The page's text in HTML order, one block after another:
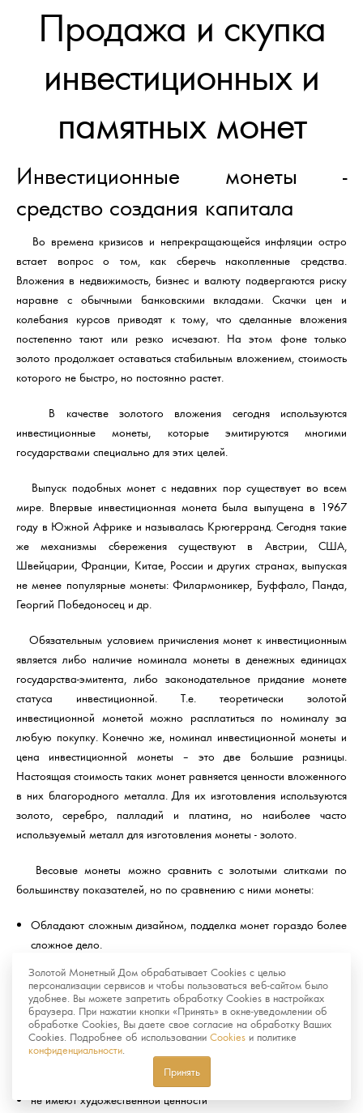
Продажа и скупка
инвестиционных и
памятных монет
Инвестиционные монеты -
средство создания капитала
Во времена кризисов и непрекращающейся инфляции остро
встает вопрос о том, как сберечь накопленные средства.
Вложения в недвижимость, бизнес и валюту подвергаются риску
наравне с обычными банковскими вкладами. Скачки цен и
колебания курсов приводят к тому, что сделанные вложения
постепенно тают или резко исчезают. На этом фоне только
золото продолжает оставаться стабильным вложением, стоимость
которого не быстро, но постоянно растет.
В качестве золотого вложения сегодня используются
инвестиционные монеты, которые эмитируются многими
государствами специально для этих целей.
Выпуск подобных монет с недавних пор существует во всем
мире. Впервые инвестиционная монета была выпущена в 1967
году в Южной Африке и называлась Крюгерранд. Сегодня такие
же механизмы сбережения существуют в Австрии, США,
Швейцарии, Франции, Китае, России и других странах, выпуская
не менее популярные монеты: Филармоникер, Буффало, Панда,
Георгий Победоносец и др.
Обязательным условием причисления монет к инвестиционным
является либо наличие номинала монеты в денежных единицах
государства-эмитента, либо законодательное придание монете
статуса инвестиционной. Т.е. теоретически золотой
инвестиционной монетой можно расплатиться по номиналу за
любую покупку. Конечно же, номинал инвестиционной монеты и
цена инвестиционной монеты – это две большие разницы.
Настоящая стоимость таких монет равняется ценности вложенного
в них благородного металла. Для их изготовления используются
золото, серебро, палладий и платина, но наиболее часто
используемый металл для изготовления монеты - золото.
Весовые монеты можно сравнить с золотыми слитками по
большинству показателей, но по сравнению с ними монеты:
Обладают сложным дизайном, подделка монет гораздо более
сложное дело.
Имеют малый вес и размер, что делает их более удобными в
хранении и реализации.
Памятные и инвестиционные монеты отличаются тем, что
вторые:
не пользуются большим спросом у нумизматов
не имеют художественной ценности
Золотой Монетный Дом обрабатывает Cookies с целью
персонализации сервисов и чтобы пользоваться веб-сайтом было
удобнее. Вы можете запретить обработку Cookies в настройках
браузера. При нажатии кнопки «Принять» в окне-уведомлении об
обработке Cookies, Вы даете свое согласие на обработку Ваших
Cookies. Подробнее об использовании Cookies и политике
конфиденциальности
Принять